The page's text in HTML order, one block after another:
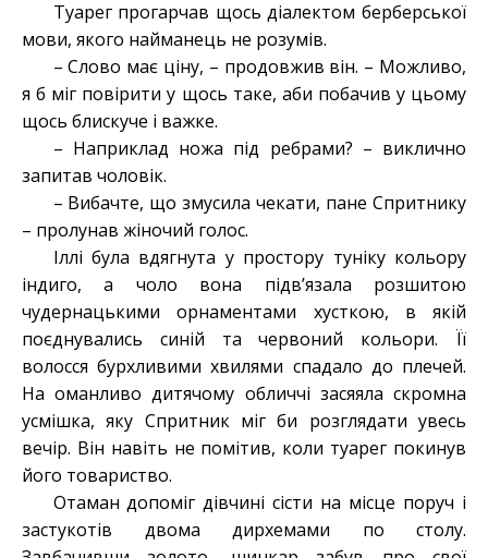
Туарег прогарчав щось діалектом берберської
мови, якого найманець не розумів.
– Слово має ціну, – продовжив він. – Можливо,
я б міг повірити у щось таке, аби побачив у цьому
щось блискуче і важке.
– Наприклад ножа під ребрами? – виклично
запитав чоловік.
– Вибачте, що змусила чекати, пане Спритнику
– пролунав жіночий голос.
Іллі була вдягнута у простору туніку кольору
індиго, а чоло вона підв’язала розшитою
чудернацькими орнаментами хусткою, в якій
поєднувались синій та червоний кольори. Її
волосся бурхливими хвилями спадало до плечей.
На оманливо дитячому обличчі засяяла скромна
усмішка, яку Спритник міг би розглядати увесь
вечір. Він навіть не помітив, коли туарег покинув
його товариство.
Отаман допоміг дівчині сісти на місце поруч і
застукотів двома дирхемами по столу.